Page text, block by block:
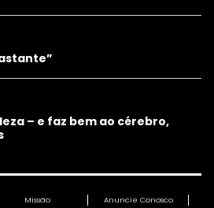
– e faz bem ao cérebro,
Missão Anuncie Conosco